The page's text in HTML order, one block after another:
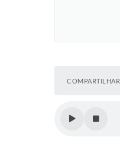
COMPARTILHAR